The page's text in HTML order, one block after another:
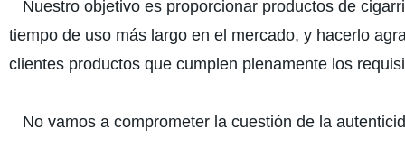
Nuestro objetivo es proporcionar productos de
tiempo de uso más largo en el mercado, y hacerlo
clientes productos que cumplen plenamente los
No vamos a comprometer la cuestión de la